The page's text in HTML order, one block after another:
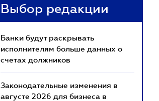
Выбор редакции
Банки будут раскрывать
исполнителям больше данных о
счетах должников
Законодательные изменения в
августе 2026 для бизнеса в